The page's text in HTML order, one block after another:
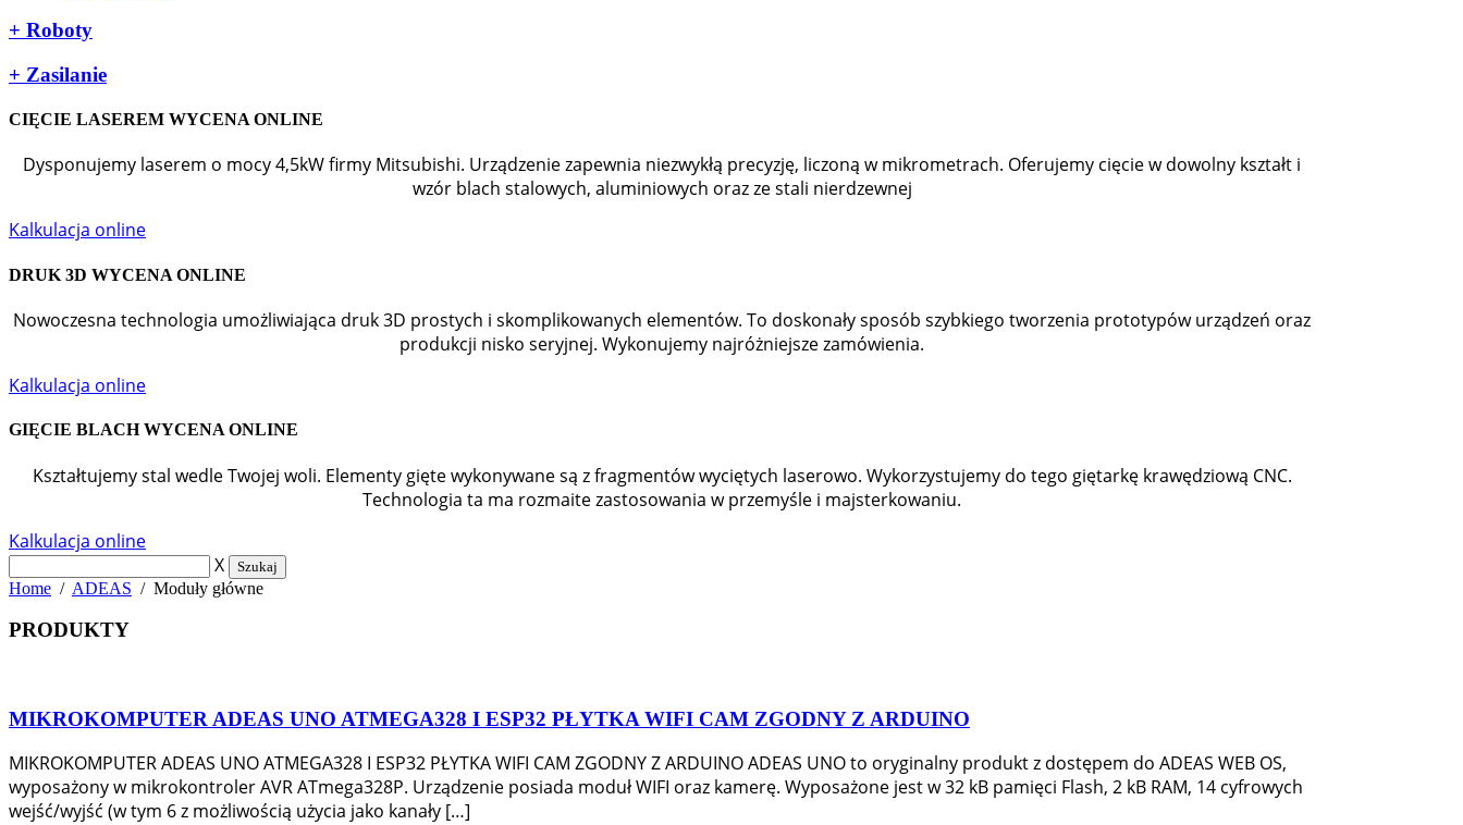
+ Roboty
+ Zasilanie
CIĘCIE LASEREM WYCENA ONLINE
Dysponujemy laserem o mocy 4,5kW firmy Mitsubishi. Urządzenie zapewnia niezwykłą precyzję, liczoną w mikrometrach. Oferujemy cięcie w dowolny kształt i
wzór blach stalowych, aluminiowych oraz ze stali nierdzewnej
Kalkulacja online
DRUK 3D WYCENA ONLINE
Nowoczesna technologia umożliwiająca druk 3D prostych i skomplikowanych elementów. To doskonały sposób szybkiego tworzenia prototypów urządzeń oraz
produkcji nisko seryjnej. Wykonujemy najróżniejsze zamówienia.
Kalkulacja online
GIĘCIE BLACH WYCENA ONLINE
Kształtujemy stal wedle Twojej woli. Elementy gięte wykonywane są z fragmentów wyciętych laserowo. Wykorzystujemy do tego giętarkę krawędziową CNC.
Technologia ta ma rozmaite zastosowania w przemyśle i majsterkowaniu.
Kalkulacja online
X
Szukaj
Home / ADEAS / Moduły główne
PRODUKTY
MIKROKOMPUTER ADEAS UNO ATMEGA328 I ESP32 PŁYTKA WIFI CAM ZGODNY Z ARDUINO
MIKROKOMPUTER ADEAS UNO ATMEGA328 I ESP32 PŁYTKA WIFI CAM ZGODNY Z ARDUINO ADEAS UNO to oryginalny produkt z dostępem do ADEAS WEB OS,
wyposażony w mikrokontroler AVR ATmega328P. Urządzenie posiada moduł WIFI oraz kamerę. Wyposażone jest w 32 kB pamięci Flash, 2 kB RAM, 14 cyfrowych
wejść/wyjść (w tym 6 z możliwością użycia jako kanały […]